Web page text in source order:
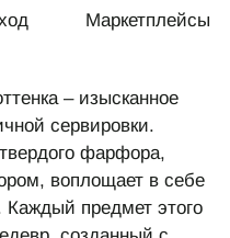
Маркетплейсы
– изысканное
сервировки.
фарфора,
воплощает в себе
предмет этого